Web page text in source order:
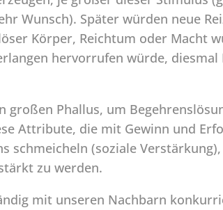
Wunsch). Später würden neue
Körper, Reichtum oder Macht
hervorrufen würde,
großen Phallus, um
Attribute, die mit Gewinn und
schmeicheln (soziale
zu werden.
mit unseren Nachbarn